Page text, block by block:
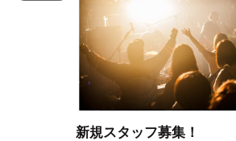
新規スタッフ募集！